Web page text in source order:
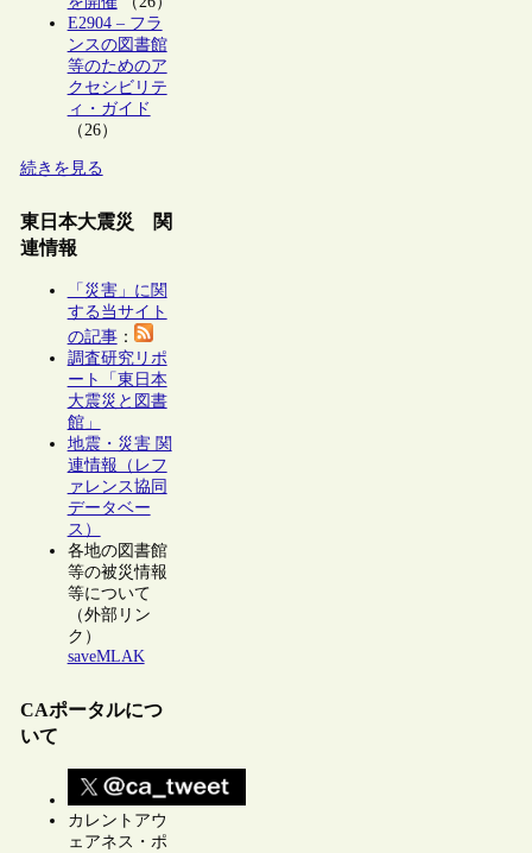
E2904 – フラ
ンスの図書館
等のためのア
クセシビリテ
ィ・ガイド
（26）
続きを見る
東日本大震災 関
連情報
「災害」に関
する当サイト
の記事：
調査研究リポ
ート「東日本
大震災と図書
館」
地震・災害 関
連情報（レフ
ァレンス協同
データベー
ス）
各地の図書館
等の被災情報
等について
（外部リン
ク）
saveMLAK
CAポータルにつ
いて
カレントアウ
ェアネス・ポ